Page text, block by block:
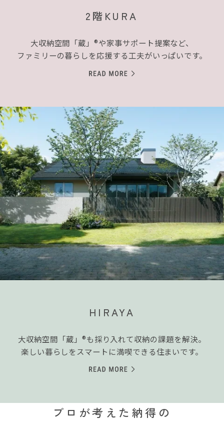
2階KURA
大収納空間「蔵」®や家事サポート提案など、
ファミリーの暮らしを応援する工夫がいっぱいです。
HIRAYA
大収納空間「蔵」®も採り入れて収納の課題を解決。
楽しい暮らしをスマートに満喫できる住まいです。
プロが考えた納得の